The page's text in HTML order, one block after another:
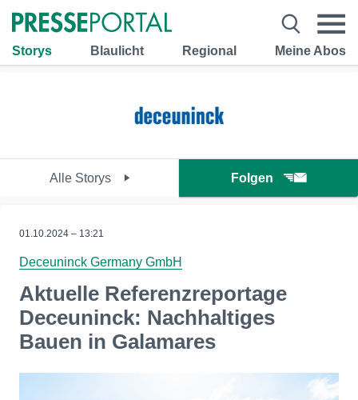
Storys Blaulicht Regional Meine Abos
Alle Storys Folgen
01.10.2024 – 13:21
Deceuninck Germany GmbH
Aktuelle Referenzreportage
Deceuninck: Nachhaltiges
Bauen in Galamares